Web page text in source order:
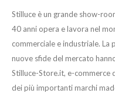
Stilluce è un grande show-
40 anni opera e lavora nel
commerciale e industriale. La
nuove sfide del mercato
Stilluce-Store.it, e-commerce
dei più importanti marchi